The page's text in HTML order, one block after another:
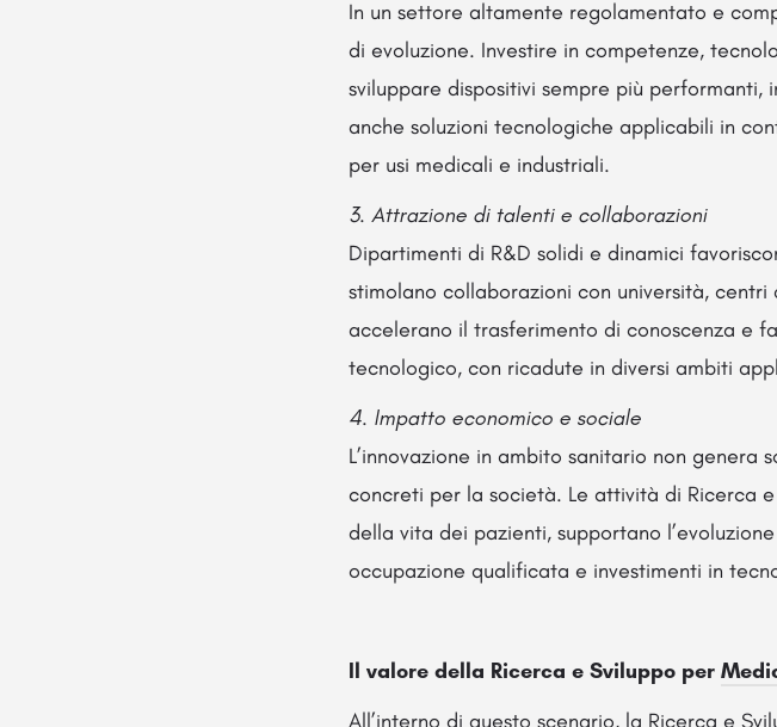
In un settore altamente regolamentato e
di evoluzione. Investire in competenze,
sviluppare dispositivi sempre più
anche soluzioni tecnologiche applicabili in
per usi medicali e industriali.
3. Attrazione di talenti e collaborazioni
Dipartimenti di R&D solidi e dinamici
stimolano collaborazioni con università,
accelerano il trasferimento di conoscenza e
tecnologico, con ricadute in diversi ambiti
4. Impatto economico e sociale
L’innovazione in ambito sanitario non genera
concreti per la società. Le attività di Ricerca
della vita dei pazienti, supportano
occupazione qualificata e investimenti in
Il valore della Ricerca e Sviluppo per
All’interno di questo scenario, la Ricerca e